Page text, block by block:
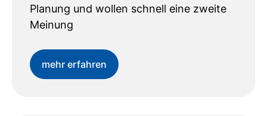
Planung und wollen schnell eine zweite
Meinung
mehr erfahren